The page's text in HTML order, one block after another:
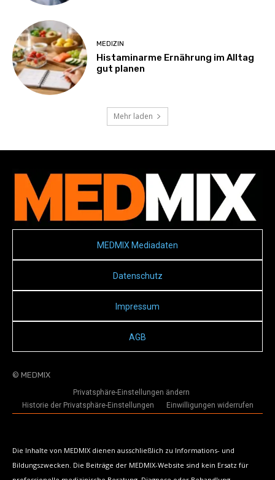
MEDIZIN
Histaminarme Ernährung im Alltag
gut planen
Mehr laden
MEDMIX Mediadaten
Datenschutz
Impressum
AGB
© MEDMIX
Privatsphäre-Einstellungen ändern
Historie der Privatsphäre-Einstellungen
Einwilligungen widerrufen
Die Inhalte von MEDMIX dienen ausschließlich zu Informations- und
Bildungszwecken. Die Beiträge der MEDMIX-Website sind kein Ersatz für